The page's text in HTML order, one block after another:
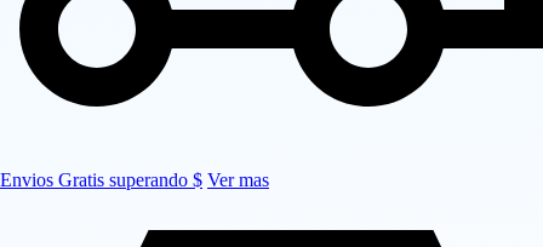
Envios Gratis superando $ Ver mas